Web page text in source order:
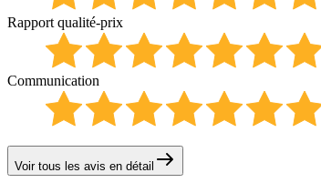
Rapport qualité-prix
Communication
Voir tous les avis en détail